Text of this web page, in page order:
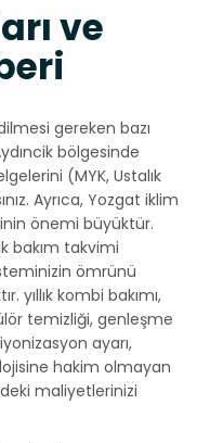
ve
gereken bazı
bölgesinde
(MYK, Ustalık
Ayrıca, Yozgat iklim
önemi büyüktür.
bakım takvimi
ömrünü
yıllık kombi bakımı,
temizliği, genleşme
ayarı,
hakim olmayan
maliyetlerinizi